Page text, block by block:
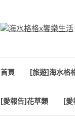
首頁 [旅遊]海水格
[愛報告]花草類 [愛